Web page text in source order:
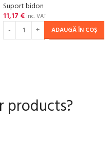
Suport bidon
11,17 € inc. VAT
ADAUGĂ ÎN COȘ
products?